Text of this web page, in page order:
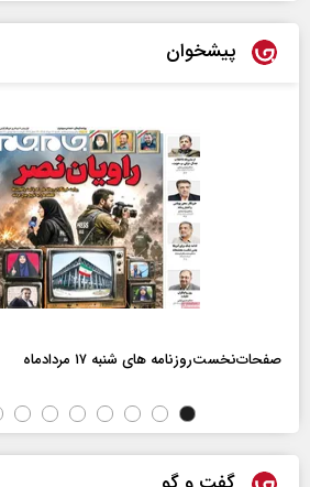
پیشخوان
صفحات‌نخست‌روزنامه ها‌ی شنبه ۱۷ مردادماه